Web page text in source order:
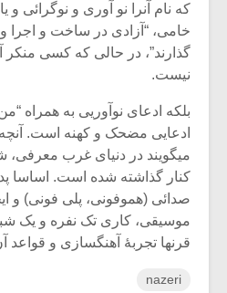
که نام آنرا نو آوری و نوگرائی و
خامی، “آزادی در ساخت و اجرا
گذارند”، در حالی که کسی منکر
نیست.
بلکه ادعای نوآوریی به
ادعایی مضحک و کهنه است. آنچه
میگویند در دنیای غرب معرفی،
کنار گذاشته شده است. اساسا
صدائی (هموفونی، پلی فونی) و
موسیقی، کاری تک نفره و یک
قرنها تجربۀ آهنگسازی و
nazeri